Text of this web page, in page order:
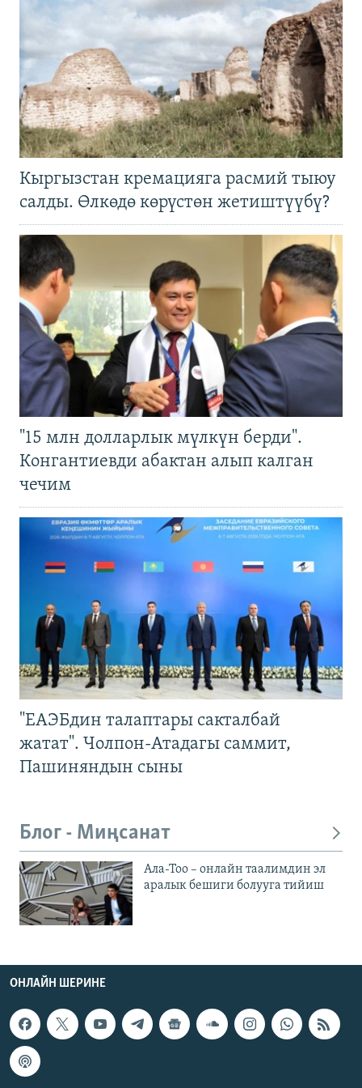
Кыргызстан кремацияга расмий тыюу
салды. Өлкөдө көрүстөн жетиштүүбү?
"15 млн долларлык мүлкүн берди".
Конгантиевди абактан алып калган
чечим
"ЕАЭБдин талаптары сакталбай
жатат". Чолпон-Атадагы саммит,
Пашиняндын сыны
Блог - Миңсанат
Ала-Тоо – онлайн таалимдин эл
аралык бешиги болууга тийиш
ОНЛАЙН ШЕРИНЕ